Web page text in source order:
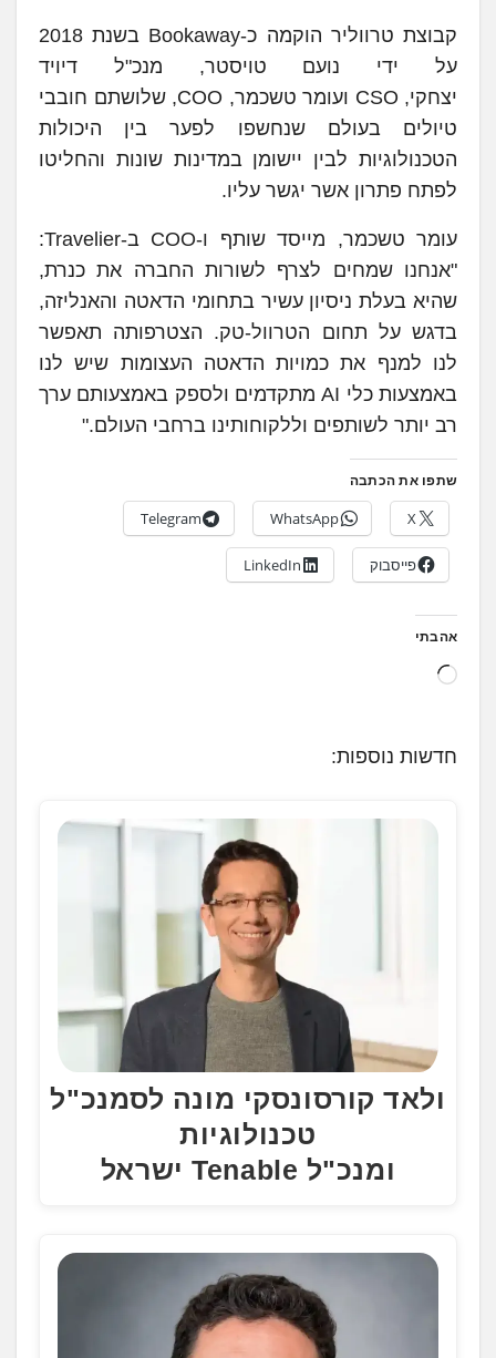
קבוצת טרווליר הוקמה כ-Bookaway בשנת 2018
על ידי נועם טויסטר, מנכ"ל דיויד
יצחקי, CSO ועומר טשכמר, COO, שלושתם חובבי
טיולים בעולם שנחשפו לפער בין היכולות
הטכנולוגיות לבין יישומן במדינות שונות והחליטו
לפתח פתרון אשר יגשר עליו.
עומר טשכמר, מייסד שותף ו-COO ב-Travelier:
"אנחנו שמחים לצרף לשורות החברה את כנרת,
שהיא בעלת ניסיון עשיר בתחומי הדאטה והאנליזה,
בדגש על תחום הטרוול-טק. הצטרפותה תאפשר
לנו למנף את כמויות הדאטה העצומות שיש לנו
באמצעות כלי AI מתקדמים ולספק באמצעותם ערך
רב יותר לשותפים וללקוחותינו ברחבי העולם."
שתפו את הכתבה
X
WhatsApp
Telegram
פייסבוק LinkedIn
אהבתי
ט
.
חדשות נוספות:
ולאד קורסונסקי מונה לסמנכ"ל
טכנולוגיות
ומנכ"ל Tenable ישראל